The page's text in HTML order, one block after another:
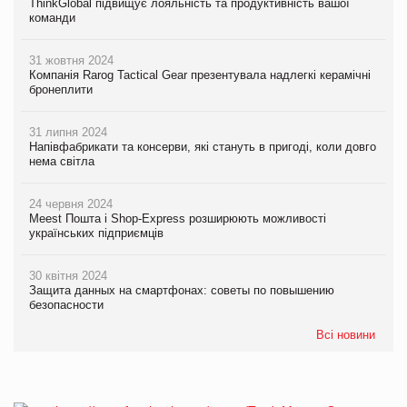
ThinkGlobal підвищує лояльність та продуктивність вашої
команди
31 жовтня 2024
Компанія Rarog Tactical Gear презентувала надлегкі керамічні
бронеплити
31 липня 2024
Напівфабрикати та консерви, які стануть в пригоді, коли довго
нема світла
24 червня 2024
Meest Пошта і Shop-Express розширюють можливості
українських підприємців
30 квітня 2024
Защита данных на смартфонах: советы по повышению
безопасности
Всі новини